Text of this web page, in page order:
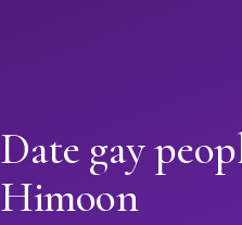
Date gay
Himoon